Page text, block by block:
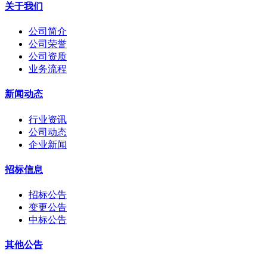
关于我们
公司简介
公司荣誉
公司资质
业务流程
新闻动态
行业资讯
公司动态
企业新闻
招标信息
招标公告
变更公告
中标公告
其他公告